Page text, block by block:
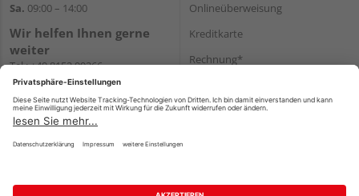
Sa. 09:00 – 14:00
Wir helfen Ihnen gerne
weiter
Tel.:+49 8152 99266
E-Mail:shop@schlecht.de
Onlineüberweisung
Kreditkarte
Rechnung*
Versand
Impressum AGB Widerruf Datenschutz